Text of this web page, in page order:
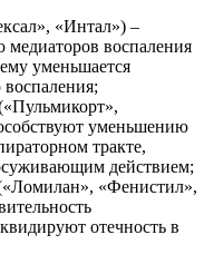
«Интал») –
воспаления
уменьшается
уменьшению
тракте,
действием;
«Фенистил»,
отечность в